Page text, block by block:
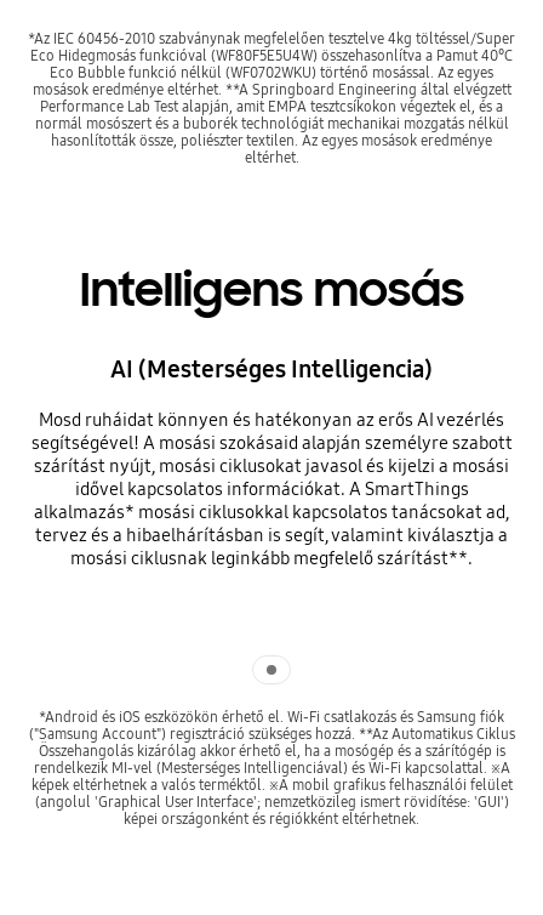
*Az IEC 60456-2010 szabványnak megfelelően tesztelve 4kg töltéssel/Super
Eco Hidegmosás funkcióval (WF80F5E5U4W) összehasonlítva a Pamut 40°C
Eco Bubble funkció nélkül (WF0702WKU) történő mosással. Az egyes
mosások eredménye eltérhet. **A Springboard Engineering által elvégzett
Performance Lab Test alapján, amit EMPA tesztcsíkokon végeztek el, és a
normál mosószert és a buborék technológiát mechanikai mozgatás nélkül
hasonlították össze, poliészter textilen. Az egyes mosások eredménye
eltérhet.
Intelligens mosás
AI (Mesterséges Intelligencia)
Mosd ruháidat könnyen és hatékonyan az erős AI vezérlés
segítségével! A mosási szokásaid alapján személyre szabott
szárítást nyújt, mosási ciklusokat javasol és kijelzi a mosási
idővel kapcsolatos információkat. A SmartThings
alkalmazás* mosási ciklusokkal kapcsolatos tanácsokat ad,
tervez és a hibaelhárításban is segít, valamint kiválasztja a
mosási ciklusnak leginkább megfelelő szárítást**.
*Android és iOS eszközökön érhető el. Wi-Fi csatlakozás és Samsung fiók
("Samsung Account") regisztráció szükséges hozzá. **Az Automatikus Ciklus
Összehangolás kizárólag akkor érhető el, ha a mosógép és a szárítógép is
rendelkezik MI-vel (Mesterséges Intelligenciával) és Wi-Fi kapcsolattal. ※A
képek eltérhetnek a valós terméktől. ※A mobil grafikus felhasználói felület
(angolul 'Graphical User Interface'; nemzetközileg ismert rövidítése: 'GUI')
képei országonként és régiókként eltérhetnek.